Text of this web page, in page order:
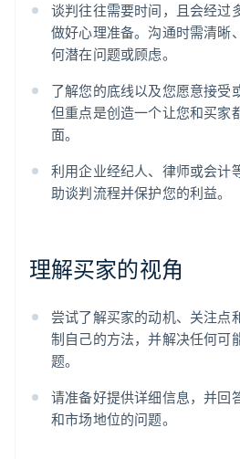
谈判往往需要时间，且会经过
做好心理准备。沟通时需清晰
何潜在问题或顾虑。
了解您的底线以及您愿意接受
但重点是创造一个让您和买家
面。
利用企业经纪人、律师或会计
助谈判流程并保护您的利益。
理解买家的视角
尝试了解买家的动机、关注点
制自己的方法，并解决任何可
题。
请准备好提供详细信息，并回
和市场地位的问题。